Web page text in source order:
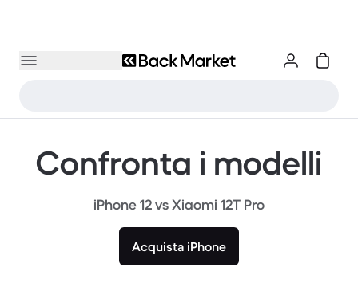
Confronta i modelli
iPhone 12 vs Xiaomi 12T Pro
Acquista iPhone